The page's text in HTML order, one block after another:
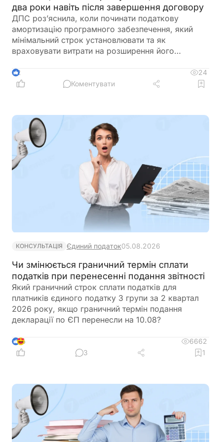
два роки навіть після завершення договору
ДПС роз’яснила, коли починати податкову
амортизацію програмного забезпечення, який
мінімальний строк установлювати та як
враховувати витрати на розширення його
якщо право користування програмним
забезпеченням визнано нематеріальним активом
або договору закінчився раніше
2
24
Коментувати
КОНСУЛЬТАЦІЯ Єдиний податок05.08.2026
Чи змінюється граничний термін сплати
податків при перенесенні подання звітності
Який граничний строк сплати податків для
платників єдиного податку 3 групи за 2 квартал
2026 року, якщо граничний термін подання
декларації по ЄП перенесли на 10.08?
6
6662
3
1